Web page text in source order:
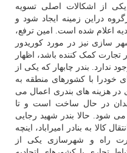
یکی از اشکالات اصلی تسویه
دراین زمینه ایجاد شود و
اعلام شده است. امین ترفع،
سازی نیز در مورد کوریدور
کمک کننده باشد، اظهار
ندارد. بندر چابهار که یکی از
خودرا با کشورهای منطقه به
و تخفیف های ۹۰ درصدی در هزینه های بندری اعمال می
در حال ساخت است و تا
شود. حالا بندر شهید رجایی
کالا به بنادر امیراباد، اینچه
راه و شهرسازی یکی از